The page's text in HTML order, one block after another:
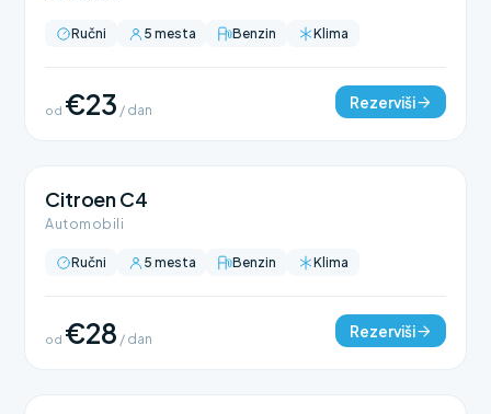
Ručni 5 mesta Benzin Klima
od €23 / dan Rezerviši
Citroen C4
Automobili
Ručni 5 mesta Benzin Klima
od €28 / dan Rezerviši